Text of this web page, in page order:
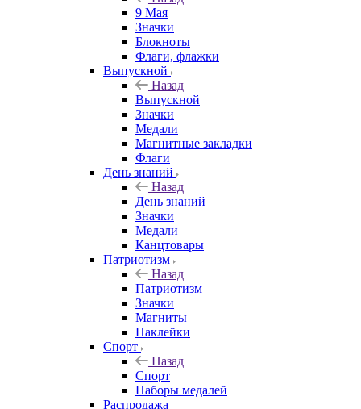
9 Мая
Значки
Блокноты
Флаги, флажки
Выпускной
Назад
Выпускной
Значки
Медали
Магнитные закладки
Флаги
День знаний
Назад
День знаний
Значки
Медали
Канцтовары
Патриотизм
Назад
Патриотизм
Значки
Магниты
Наклейки
Спорт
Назад
Спорт
Наборы медалей
Распродажа